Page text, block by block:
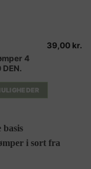
4
39,00 kr.